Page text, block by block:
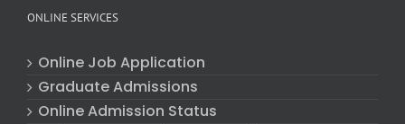
ONLINE SERVICES
Online Job Application
Graduate Admissions
Online Admission Status